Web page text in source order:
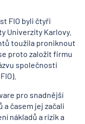
FIO byli čtyři
Univerzity Karlovy.
toužila proniknout
proto založit firmu
společnosti
pro snadnější
časem jej začali
nákladů a rizik a